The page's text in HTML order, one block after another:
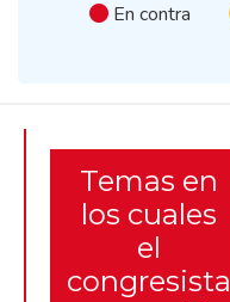
En contra
Temas en
los cuales
el
congresista